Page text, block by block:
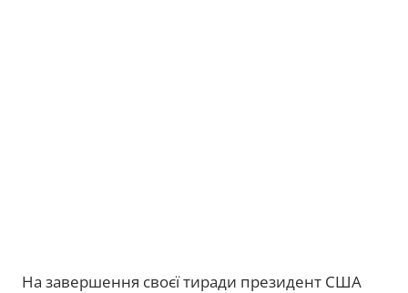
На завершення своєї тиради президент США